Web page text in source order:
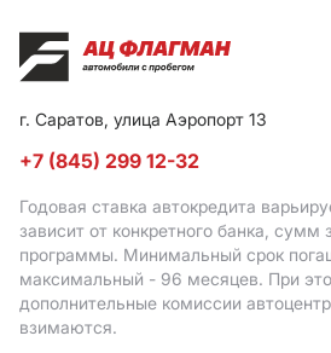
г. Саратов, улица Аэропорт 13
+7 (845) 299 12-32
Годовая ставка автокредита
зависит от конкретного банка, сумм
программы. Минимальный срок
максимальный - 96 месяцев. При
дополнительные комиссии
взимаются.